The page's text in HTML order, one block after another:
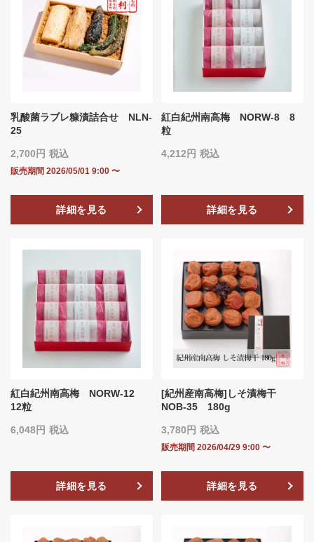
乳酸菌ラブレ糠漬詰合せ NLN‐
25
2,700 税込
販売期間 2026/05/01 9:00 〜
詳細を見る
紅白紀州南高梅 NORW-8 8
粒
4,212 税込
詳細を見る
紅白紀州南高梅 NORW-12
12粒
6,048 税込
詳細を見る
[紀州産南高梅]しそ漬梅干
NOB‐35 180g
3,780 税込
販売期間 2026/04/29 9:00 〜
詳細を見る